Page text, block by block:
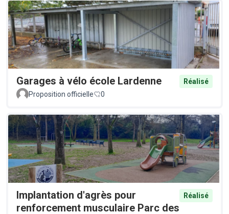
Garages à vélo école Lardenne
Réalisé
Proposition officielle
0
Implantation d'agrès pour
renforcement musculaire Parc des
Réalisé